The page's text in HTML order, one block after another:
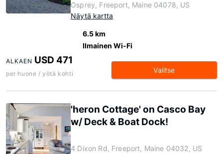
Osprey, Freeport, Maine 04078, US
Näytä kartta
6.5 km
Ilmainen Wi-Fi
ALKAEN USD 471
per huone / yötä kohti Valitse
'heron Cottage' on Casco Bay
w/ Deck & Boat Dock!
4 Dixon Rd, Freeport, Maine 04032, US